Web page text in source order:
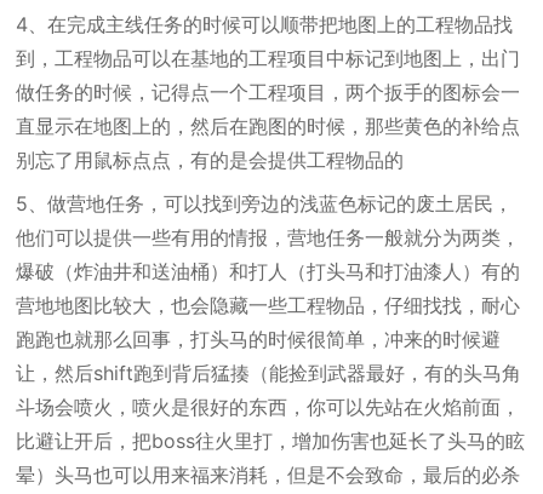
4、在完成主线任务的时候可以顺带把地图上的工程物品找
到，工程物品可以在基地的工程项目中标记到地图上，出门
做任务的时候，记得点一个工程项目，两个扳手的图标会一
直显示在地图上的，然后在跑图的时候，那些黄色的补给点
别忘了用鼠标点点，有的是会提供工程物品的
5、做营地任务，可以找到旁边的浅蓝色标记的废土居民，
他们可以提供一些有用的情报，营地任务一般就分为两类，
爆破（炸油井和送油桶）和打人（打头马和打油漆人）有的
营地地图比较大，也会隐藏一些工程物品，仔细找找，耐心
跑跑也就那么回事，打头马的时候很简单，冲来的时候避
让，然后shift跑到背后猛揍（能捡到武器最好，有的头马角
斗场会喷火，喷火是很好的东西，你可以先站在火焰前面，
比避让开后，把boss往火里打，增加伤害也延长了头马的眩
晕）头马也可以用来福来消耗，但是不会致命，最后的必杀